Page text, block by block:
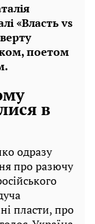
«Власть vs
поетом
в
одразу
про разючу
пласти, про